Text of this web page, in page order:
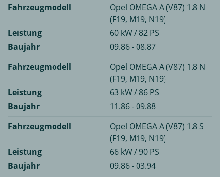
Fahrzeugmodell
Opel OMEGA A (V87) 1.8 N
(F19, M19, N19)
Leistung
60 kW / 82 PS
Baujahr
09.86 - 08.87
Fahrzeugmodell
Opel OMEGA A (V87) 1.8 N
(F19, M19, N19)
Leistung
63 kW / 86 PS
Baujahr
11.86 - 09.88
Fahrzeugmodell
Opel OMEGA A (V87) 1.8 S
(F19, M19, N19)
Leistung
66 kW / 90 PS
Baujahr
09.86 - 03.94